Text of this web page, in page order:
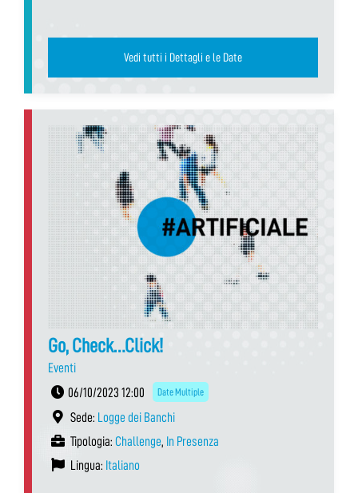
Vedi tutti i Dettagli e le Date
Go, Check…Click!
Eventi
06/10/2023 12:00
Date Multiple
Sede: Logge dei Banchi
Tipologia: Challenge, In Presenza
Lingua: Italiano